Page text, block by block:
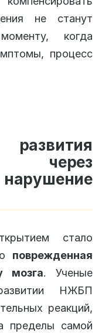
не станут
когда
процесс
через
стало
поврежденная
мозга. Ученые
НЖБП
реакций,
пределы самой